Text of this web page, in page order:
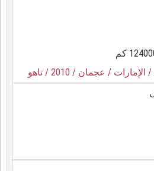
/ الإمارات / عجمان / 2010
/ تاهو